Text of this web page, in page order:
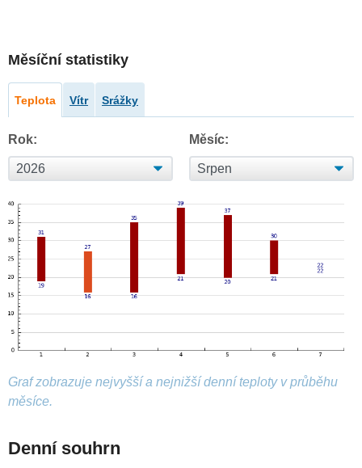
Měsíční statistiky
Teplota Vítr Srážky
Rok: Měsíc:
Graf zobrazuje nejvyšší a nejnižší denní teploty v průběhu
měsíce.
Denní souhrn